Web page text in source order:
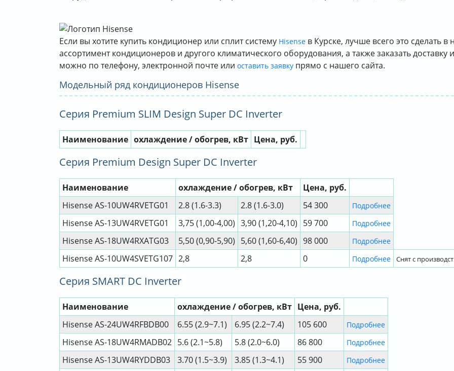
Если вы хотите купить кондиционер или сплит систему Hisense в Курске, лучше всего это сделать
ассортимент кондиционеров и другого климатического оборудования, а также заказать
можно по телефону, электронной почте или оставить заявку прямо с нашего сайта.
Модельный ряд кондиционеров Hisense
Серия Premium SLIM Design Super DC Inverter
Наименование охлаждение / обогрев, кВт Цена, руб.
Серия Premium Design Super DC Inverter
Наименование охлаждение / обогрев, кВт
Цена, руб.
Hisense AS-10UW4RVETG01
2.8 (1.6-3.3) 2.8 (1.6-3.0) 54 300 Подробнее
Hisense AS-13UW4RVETG01 3,75 (1,00-4,00) 3,90 (1,20-4,10) 59 700 Подробнее
Hisense AS-18UW4RXATG03 5,50 (0,90-5,90) 5,60 (1,60-6,40) 98 000 Подробнее
Hisense AS-10UW4SVETG107 2,8 2,8 0 Подробнее Снят с
Серия SMART DC Inverter
Наименование охлаждение / обогрев, кВт Цена, руб.
Hisense AS-24UW4RFBDB00
6.55 (2.9~7.1) 6.95 (2.2~7.4) 105 600 Подробнее
Hisense AS-18UW4RMADB02 5.6 (2.1~5.8) 5.8 (2.0~6.0) 86 800 Подробнее
Hisense AS-13UW4RYDDB03 3.70 (1.5~3.9) 3.85 (1.3~4.1) 55 900 Подробнее